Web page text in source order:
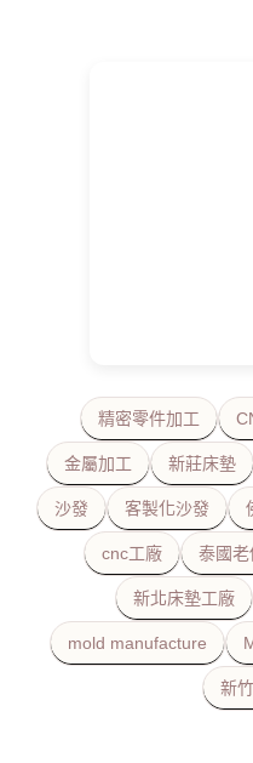
精密零件加工
金屬加工 新莊床墊
沙發 客製化沙發
cnc工廠 泰國老
新北床墊工廠
mold manufacture
新